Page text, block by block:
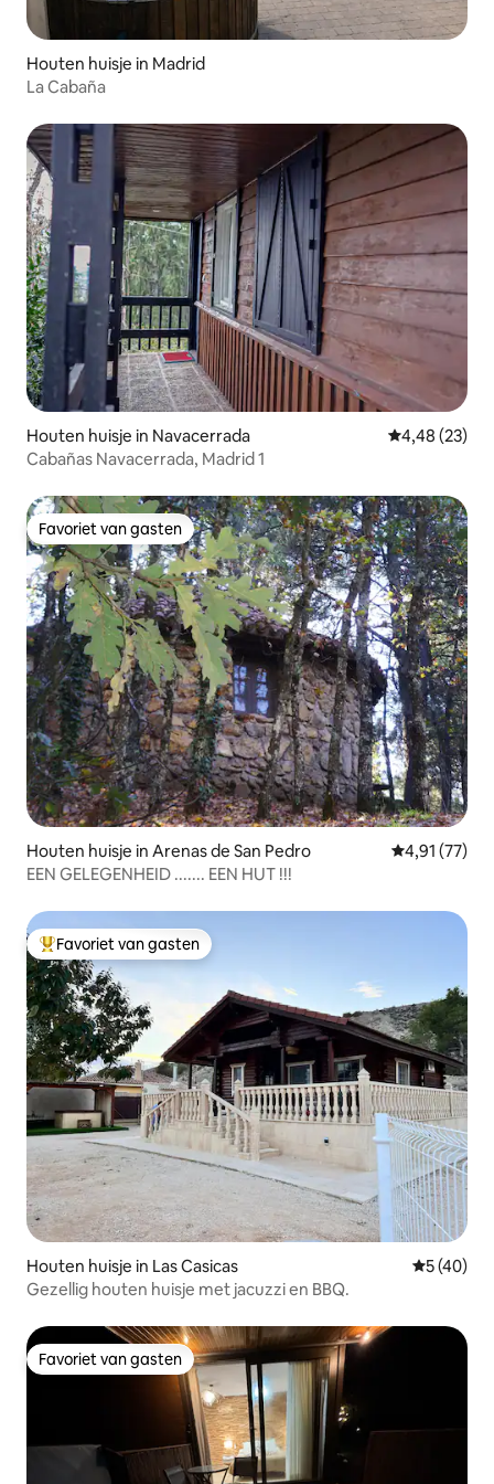
Houten huisje in Madrid
La Cabaña
Houten huisje in Navacerrada Gemiddelde
4,48 (23)
Cabañas Navacerrada, Madrid 1
Favoriet van gasten
Favoriet van gasten
Houten huisje in Arenas de San Pedro Gemiddelde
4,91 (77)
EEN GELEGENHEID ....... EEN HUT !!!
Topfavoriet van gasten
Favoriet van gasten
Houten huisje in Las Casicas
5 (40)
Gezellig houten huisje met jacuzzi en BBQ.
Favoriet van gasten
Favoriet van gasten